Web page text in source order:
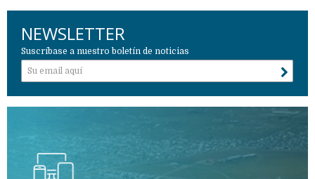
NEWSLETTER
Suscríbase a nuestro boletín de noticias